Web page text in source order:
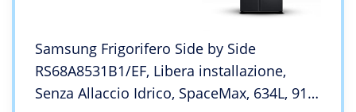
Samsung Frigorifero Side by Side
RS68A8531B1/EF, Libera installazione,
Senza Allaccio Idrico, SpaceMax, 634L, 91l